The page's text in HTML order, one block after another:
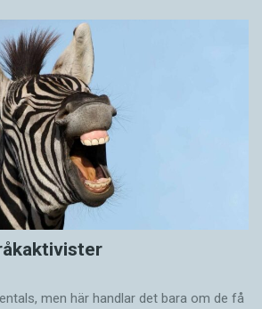
men här handlar det bara om de få